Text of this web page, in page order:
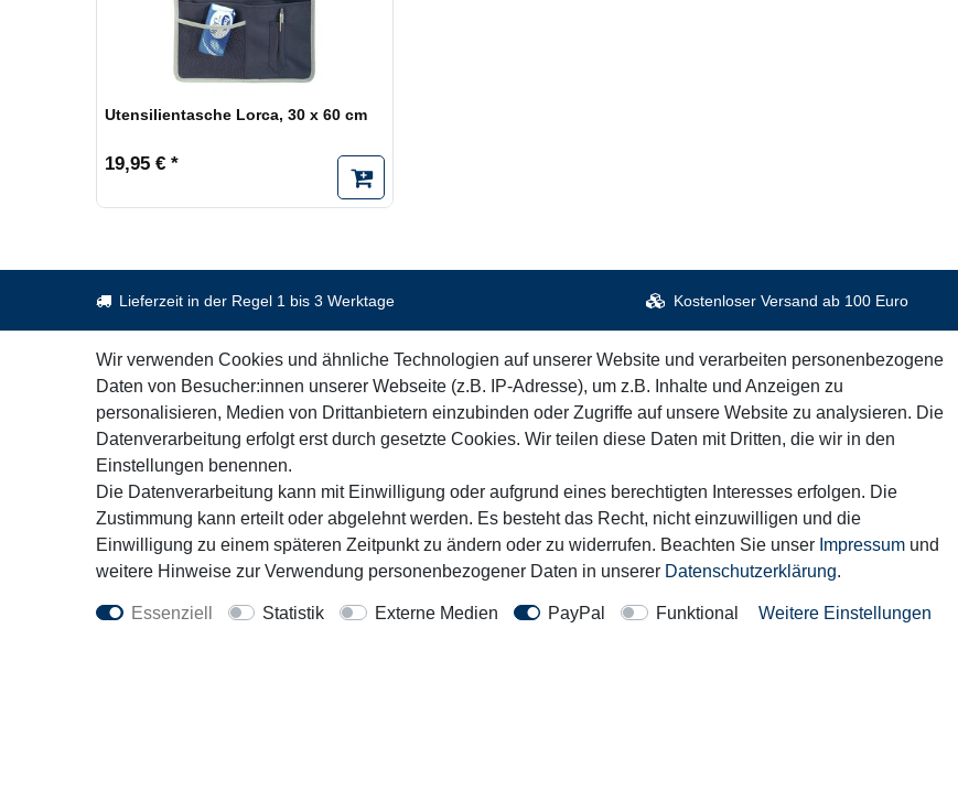
Utensilientasche Lorca, 30 x 60 cm
19,95 € *
Lieferzeit in der Regel 1 bis 3 Werktage Kostenloser Versand ab 100 Euro
Kontakt
+49 451 3071162
Mo. - Fr. 9:30 - 16:00 Uhr
info@motorfit.de
Kontaktformular
Rechtliches
AGB
Wiederrufsrecht
Datenschutzerklärung
Informationen
Service
Zahlung & Versand
Wir verwenden Cookies und ähnliche Technologien auf unserer Website und verarbeiten personenbezogene
Daten von Besucher:innen unserer Webseite (z.B. IP-Adresse), um z.B. Inhalte und Anzeigen zu
personalisieren, Medien von Drittanbietern einzubinden oder Zugriffe auf unsere Website zu analysieren. Die
Datenverarbeitung erfolgt erst durch gesetzte Cookies. Wir teilen diese Daten mit Dritten, die wir in den
Einstellungen benennen.
Die Datenverarbeitung kann mit Einwilligung oder aufgrund eines berechtigten Interesses erfolgen. Die
Zustimmung kann erteilt oder abgelehnt werden. Es besteht das Recht, nicht einzuwilligen und die
Einwilligung zu einem späteren Zeitpunkt zu ändern oder zu widerrufen. Beachten Sie unser Impressum und
weitere Hinweise zur Verwendung personenbezogener Daten in unserer Daten­schutz­erklärung.
Essenziell Statistik Externe Medien PayPal Funktional Weitere Einstellungen